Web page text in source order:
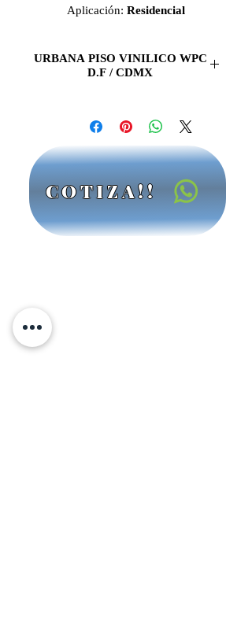
Aplicación: Residencial
URBANA PISO VINILICO WPC
D.F / CDMX
(Luxury Vinyl Tile)
PISO VINILICO URBANA de la
linea delujo LVT,es tu mejor opcion
sus tonos frescos y elegantes con la
es la mejor
opcion enPisos Vinilicos en la
CDMX / D.F
COTIZA!!